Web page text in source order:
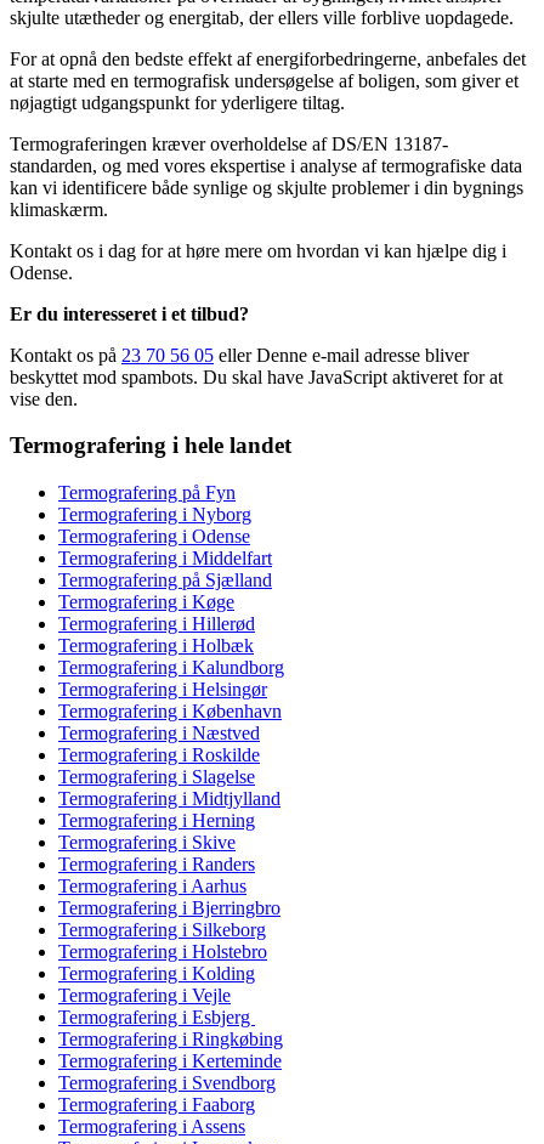
skjulte utætheder og energitab, der ellers ville forblive uopdagede.
For at opnå den bedste effekt af energiforbedringerne, anbefales det
at starte med en termografisk undersøgelse af boligen, som giver et
nøjagtigt udgangspunkt for yderligere tiltag.
Termograferingen kræver overholdelse af DS/EN 13187-
standarden, og med vores ekspertise i analyse af termografiske data
kan vi identificere både synlige og skjulte problemer i din bygnings
klimaskærm.
Kontakt os i dag for at høre mere om hvordan vi kan hjælpe dig i
Odense.
Er du interesseret i et tilbud?
Kontakt os på 23 70 56 05 ellerDenne e-mail adresse bliver
beskyttet mod spambots. Du skal have JavaScript aktiveret for at
vise den.
Termografering i hele landet
Termografering på Fyn
Termografering i Nyborg
Termografering i Odense
Termografering i Middelfart
Termografering på Sjælland
Termografering i Køge
Termografering i Hillerød
Termografering i Holbæk
Termografering i Kalundborg
Termografering i Helsingør
Termografering i København
Termografering i Næstved
Termografering i Roskilde
Termografering i Slagelse
Termografering i Midtjylland
Termografering i Herning
Termografering i Skive
Termografering i Randers
Termografering i Aarhus
Termografering i Bjerringbro
Termografering i Silkeborg
Termografering i Holstebro
Termografering i Kolding
Termografering i Vejle
Termografering i Esbjerg
Termografering i Ringkøbing
Termografering i Kerteminde
Termografering i Svendborg
Termografering i Faaborg
Termografering i Assens